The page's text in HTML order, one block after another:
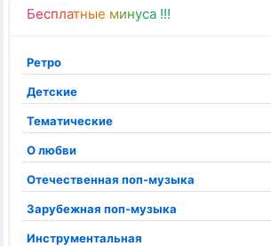
Бесплатные минуса !!!
Ретро
Детские
Тематические
О любви
Отечественная поп-музыка
Зарубежная поп-музыка
Инструментальная